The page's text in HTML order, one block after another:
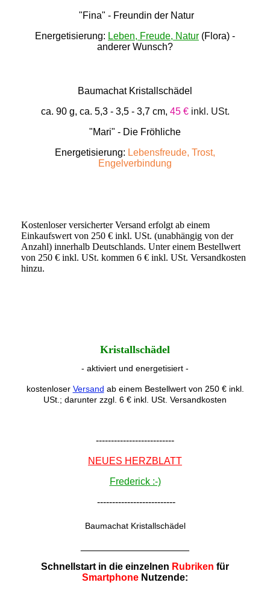
"Fina" - Freundin der Natur
Energetisierung: Leben, Freude, Natur (Flora) -
anderer Wunsch?
Baumachat Kristallschädel
ca. 90 g, ca. 5,3 - 3,5 - 3,7 cm, 45 € inkl. USt.
"Mari" - Die Fröhliche
Energetisierung: Lebensfreude, Trost,
Engelverbindung
Kostenloser versicherter Versand erfolgt ab einem
Einkaufswert von 250 € inkl. USt. (unabhängig von der
Anzahl) innerhalb Deutschlands. Unter einem Bestellwert
von 250 € inkl. USt. kommen 6 € inkl. USt. Versandkosten
hinzu.
Kristallschädel
- aktiviert und energetisiert -
kostenloser Versand ab einem Bestellwert von 250 € inkl.
USt.; darunter zzgl. 6 € inkl. USt. Versandkosten
--------------------------
NEUES HERZBLATT
Frederick :-)
--------------------------
Baumachat Kristallschädel
Schnellstart in die einzelnen Rubriken für
Smartphone Nutzende: